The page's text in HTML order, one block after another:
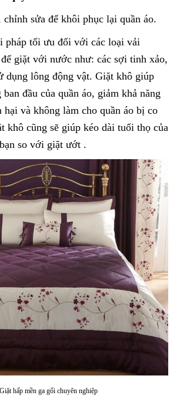
sửa để khôi phục lại quần áo.
pháp tối ưu đối với các loại vải
giặt với nước như: các sợi tinh xảo,
dụng lông động vật. Giặt khô giúp
đầu của quần áo, giảm khả năng
và không làm cho quần áo bị co
khô cũng sẽ giúp kéo dài tuổi thọ của
so với giặt ướt .
Giặt hấp mền ga gối chuyên nghiệp